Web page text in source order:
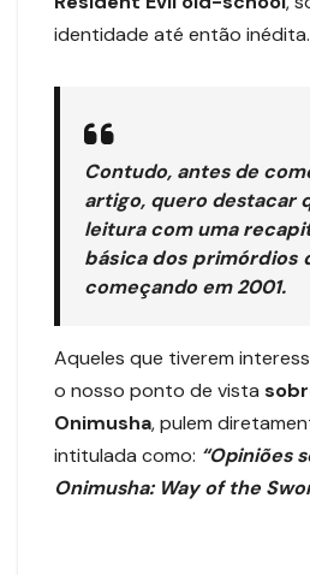
identidade até então inédita.
Contudo, antes de
artigo, quero destacar
leitura com uma
básica dos primórdios
começando em2001.
Aqueles que tiverem
o nosso ponto de vista
Onimusha, pulem
intitulada como: “Opiniões
Onimusha: Way of the